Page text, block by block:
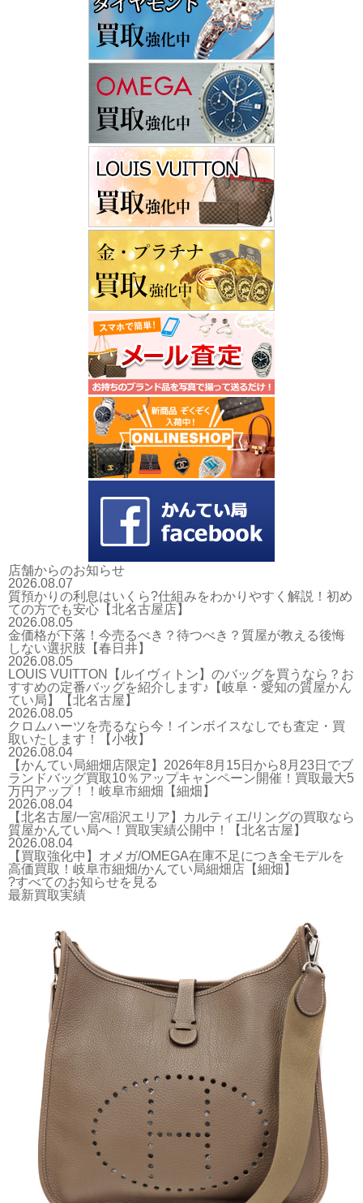
店舗からのお知らせ
2026.08.07
質預かりの利息はいくら?仕組みをわかりやすく解説！初め
ての方でも安心【北名古屋店】
2026.08.05
金価格が下落！今売るべき？待つべき？質屋が教える後悔
しない選択肢【春日井】
2026.08.05
LOUIS VUITTON【ルイヴィトン】のバッグを買うなら？お
すすめの定番バッグを紹介します♪【岐阜・愛知の質屋かん
てい局】【北名古屋】
2026.08.05
クロムハーツを売るなら今！インボイスなしでも査定・買
取いたします！【小牧】
2026.08.04
【かんてい局細畑店限定】2026年8月15日から8月23日でブ
ランドバッグ買取10％アップキャンペーン開催！買取最大5
万円アップ！！岐阜市細畑【細畑】
2026.08.04
【北名古屋/一宮/稲沢エリア】カルティエ/リングの買取なら
質屋かんてい局へ！買取実績公開中！【北名古屋】
2026.08.04
【買取強化中】オメガ/OMEGA在庫不足につき全モデルを
高価買取！岐阜市細畑/かんてい局細畑店【細畑】
?すべてのお知らせを見る
最新買取実績